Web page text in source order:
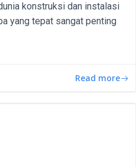
konstruksi dan instalasi
yang tepat sangat penting
Read more